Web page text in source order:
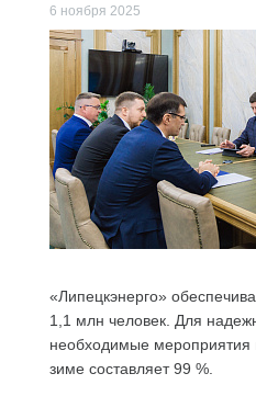
6 ноября 2025
«Липецкэнерго»
1,1 млн человек. Для
необходимые мероприятия
зиме составляет 99 %.